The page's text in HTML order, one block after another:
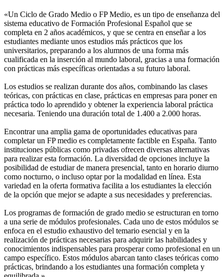
«Un Ciclo de Grado Medio o FP Medio, es un tipo de enseñanza del
sistema educativo de Formación Profesional Español que se
completa en 2 años académicos, y que se centra en enseñar a los
estudiantes mediante unos estudios más prácticos que los
universitarios, preparando a los alumnos de una forma más
cualificada en la inserción al mundo laboral, gracias a una formación
con prácticas más específicas orientadas a su futuro laboral.
Los estudios se realizan durante dos años, combinando las clases
teóricas, con prácticas en clase, prácticas en empresas para poner en
práctica todo lo aprendido y obtener la experiencia laboral práctica
necesaria. Teniendo una duración total de 1.400 a 2.000 horas.
Encontrar una amplia gama de oportunidades educativas para
completar un FP medio es completamente factible en España. Tanto
instituciones públicas como privadas ofrecen diversas alternativas
para realizar esta formación. La diversidad de opciones incluye la
posibilidad de estudiar de manera presencial, tanto en horario diurno
como nocturno, o incluso optar por la modalidad en línea. Esta
variedad en la oferta formativa facilita a los estudiantes la elección
de la opción que mejor se adapte a sus necesidades y preferencias.
Los programas de formación de grado medio se estructuran en torno
a una serie de módulos profesionales. Cada uno de estos módulos se
enfoca en el estudio exhaustivo del temario esencial y en la
realización de prácticas necesarias para adquirir las habilidades y
conocimientos indispensables para prosperar como profesional en un
campo específico. Estos módulos abarcan tanto clases teóricas como
prácticas, brindando a los estudiantes una formación completa y